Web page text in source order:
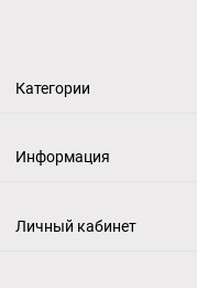
Категории
Информация
Личный кабинет